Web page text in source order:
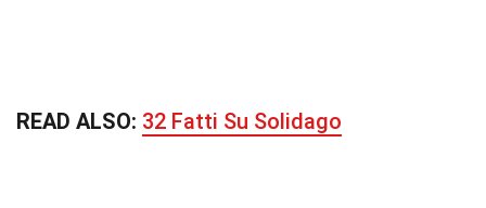
READ ALSO: 32 Fatti Su Solidago